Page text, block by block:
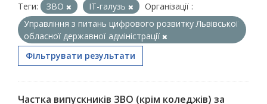
Теги: ЗВО ІТ-галузь
Організації :
Управління з питань цифрового розвитку Львівської
обласної державної адміністрації
Фільтрувати результати
Частка випускників ЗВО (крім коледжів) за